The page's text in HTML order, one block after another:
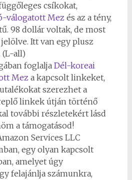
csíkokat,
válogatott Mez és az a tény,
98 dollár voltak, de most
Itt van egy plusz
(L-all)
foglalja Dél-koreai
Mez a kapcsolt linkeket,
szerezhet a
linkek útján történő
további részletekért lásd
a támogatásod!
Services LLC
egy olyan kapcsolt
amelyet úgy
felajánlja számunkra,